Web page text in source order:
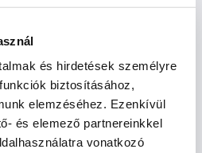
és hirdetések személyre
biztosításához,
elemzéséhez. Ezenkívül
és elemező partnereinkkel
vonatkozó